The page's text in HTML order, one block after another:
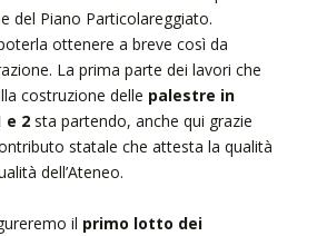
del Piano Particolareggiato.
ottenere a breve così da
La prima parte dei lavori che
costruzione delle palestre in
e 2sta partendo, anche qui grazie
statale che attesta la qualità
dell’Ateneo.
il primo lotto dei